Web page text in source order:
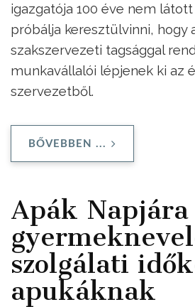
igazgatója 100 éve nem
próbálja keresztülvinni, hogy
szakszervezeti tagsággal
munkavállalói lépjenek ki az
szervezetből.
BŐVEBBEN ...
Apák Napjára
szolgálati
apukáknak